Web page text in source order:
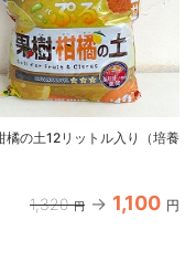
橘の土12リットル入り（培養
1,320 円 1,100 円